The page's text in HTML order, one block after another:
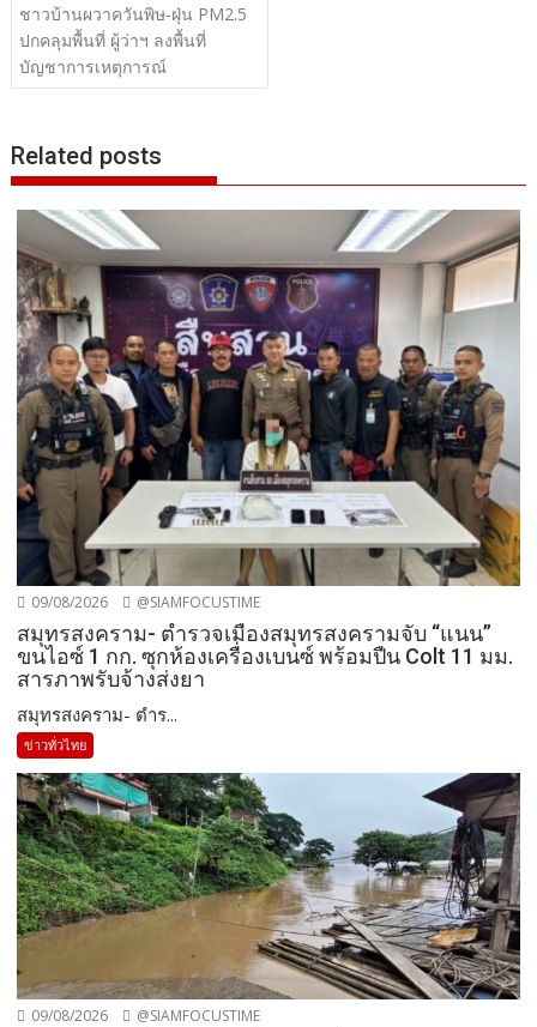
ชาวบ้านผวาควันพิษ-ฝุ่น PM2.5
ปกคลุมพื้นที่ ผู้ว่าฯ ลงพื้นที่
บัญชาการเหตุการณ์
Related posts
09/08/2026 @SIAMFOCUSTIME
สมุทรสงคราม- ตำรวจเมืองสมุทรสงครามจับ “แนน”
ขนไอซ์ 1 กก. ซุกห้องเครื่องเบนซ์ พร้อมปืน Colt 11 มม.
สารภาพรับจ้างส่งยา
สมุทรสงคราม- ตำร...
ข่าวทั่วไทย
09/08/2026 @SIAMFOCUSTIME